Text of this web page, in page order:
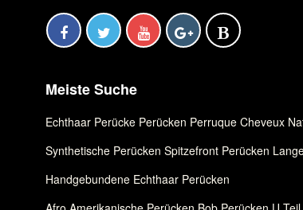
Meiste Suche
Echthaar Perücke Perücken Perruque Cheveux
Synthetische Perücken Spitzefront Perücken
Handgebundene Echthaar Perücken